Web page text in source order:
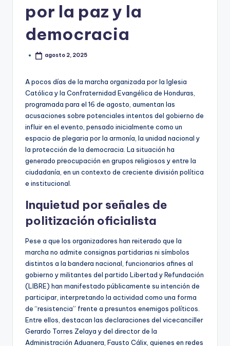
por la paz y la
democracia
agosto 2, 2025
A pocos días de la marcha organizada por la Iglesia
Católica y la Confraternidad Evangélica de Honduras,
programada para el 16 de agosto, aumentan las
acusaciones sobre potenciales intentos del gobierno de
influir en el evento, pensado inicialmente como un
espacio de plegaria por la armonía, la unidad nacional y
la protección de la democracia. La situación ha
generado preocupación en grupos religiosos y entre la
ciudadanía, en un contexto de creciente división política
e institucional.
Inquietud por señales de
politización oficialista
Pese a que los organizadores han reiterado que la
marcha no admite consignas partidarias ni símbolos
distintos a la bandera nacional, funcionarios afines al
gobierno y militantes del partido Libertad y Refundación
(LIBRE) han manifestado públicamente su intención de
participar, interpretando la actividad como una forma
de “resistencia” frente a presuntos enemigos políticos.
Entre ellos, destacan las declaraciones del vicecanciller
Gerardo Torres Zelaya y del director de la
Administración Aduanera, Fausto Cálix, quienes en redes